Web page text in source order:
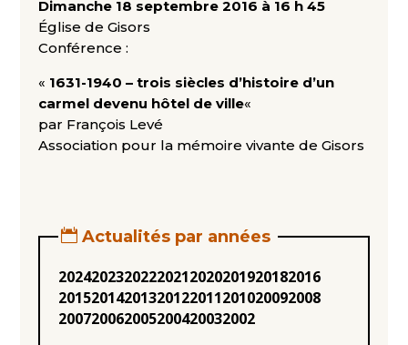
Dimanche 18 septembre 2016 à 16 h 45
Église de Gisors
Conférence :
« 1631-1940 – trois siècles d’histoire d’un
carmel devenu hôtel de ville«
par François Levé
Association pour la mémoire vivante de Gisors
Actualités par années
20242023202220212020201920182016
20152014201320122011201020092008
200720062005200420032002